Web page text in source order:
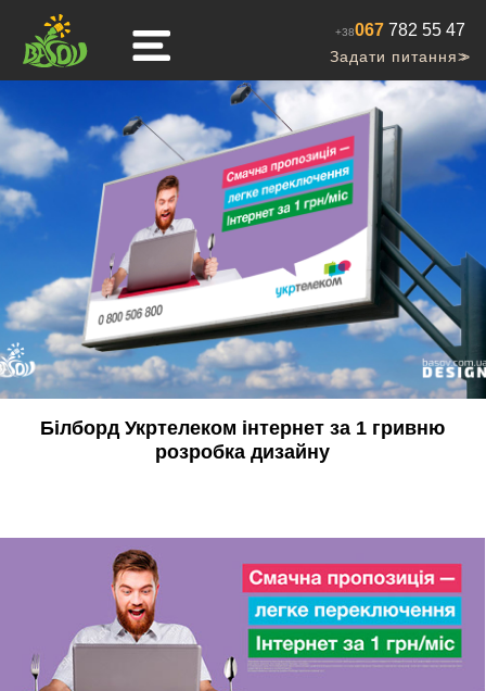
+38067 782 55 47
Задати питання>>
Білборд Укртелеком інтернет за 1 гривню
розробка дизайну